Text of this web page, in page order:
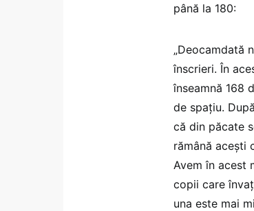
până la 180:
„Deocamdată
înscrieri. În
înseamnă 168
de spațiu.
că din păcate
rămână acești
Avem în acest
copii care
una este mai